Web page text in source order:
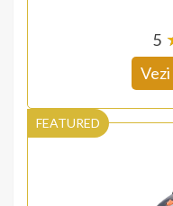
5
FEATURED